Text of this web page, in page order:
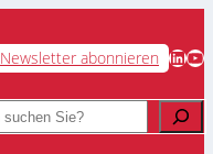
Newsletter abonnieren LinkedIn YouTube